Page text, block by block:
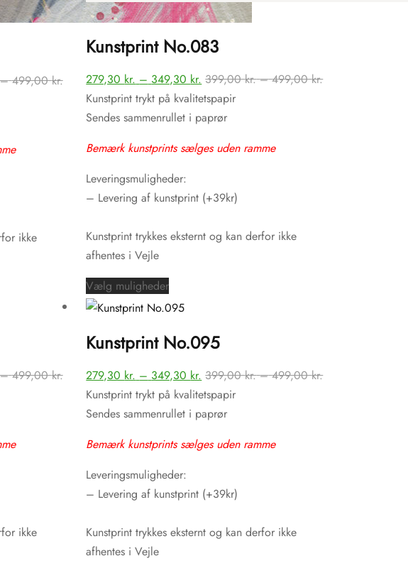
– 499,00kr.Prisinterval:
399,00 kr.
ikke
Kunstprint No.083
279,30 kr. – 349,30 kr. Prisinterval:
279,30 kr.
til
399,00kr. – 499,00kr.Prisinterval:
Kunstprint trykt på kvalitetspapir
Sendes sammenrullet i paprør
Bemærk kunstprints sælges uden ramme
Leveringsmuligheder:
– Levering af kunstprint (+39kr)
Kunstprint trykkes eksternt og kan derfor ikke
afhentes i Vejle
Vælg mulighederDette
vare
flere
Mulighederne
kan
vælges
på
– 499,00kr.Prisinterval:
399,00 kr.
ikke
Kunstprint No.095
279,30 kr. – 349,30 kr. Prisinterval:
279,30 kr.
til
399,00kr. – 499,00kr.Prisinterval:
Kunstprint trykt på kvalitetspapir
Sendes sammenrullet i paprør
Bemærk kunstprints sælges uden ramme
Leveringsmuligheder:
– Levering af kunstprint (+39kr)
Kunstprint trykkes eksternt og kan derfor ikke
afhentes i Vejle